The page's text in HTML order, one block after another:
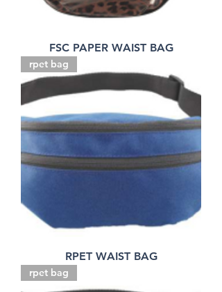
FSC PAPER WAIST BAG
rpet bag
RPET WAIST BAG
rpet bag